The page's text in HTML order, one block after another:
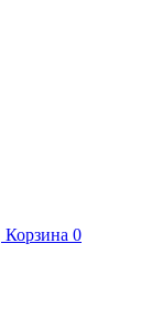
Корзина 0